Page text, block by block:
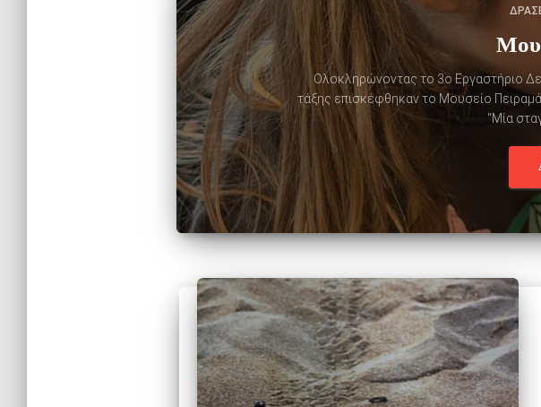
Ολοκληρώνοντας το 3ο Εργαστήριο
τάξης επισκέφθηκαν το Μουσείο
“Μία